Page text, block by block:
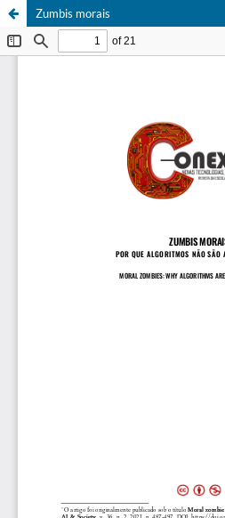
Zumbis morais